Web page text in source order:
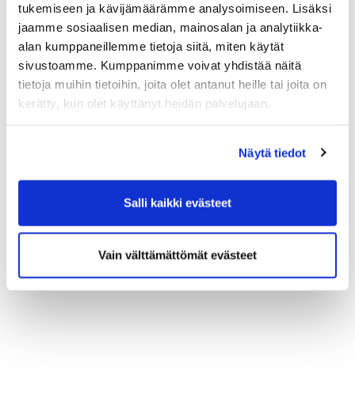
tukemiseen ja kävijämäärämme analysoimiseen. Lisäksi
jaamme sosiaalisen median, mainosalan ja analytiikka-
alan kumppaneillemme tietoja siitä, miten käytät
sivustoamme. Kumppanimme voivat yhdistää näitä
tietoja muihin tietoihin, joita olet antanut heille tai joita on
kerätty, kun olet käyttänyt heidän palvelujaan.
Näytä tiedot
Salli kaikki evästeet
Vain välttämättömät evästeet
(*) Information is mandatory